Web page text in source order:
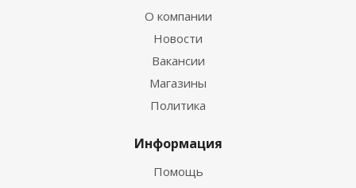
О компании
Новости
Вакансии
Магазины
Политика
Информация
Помощь